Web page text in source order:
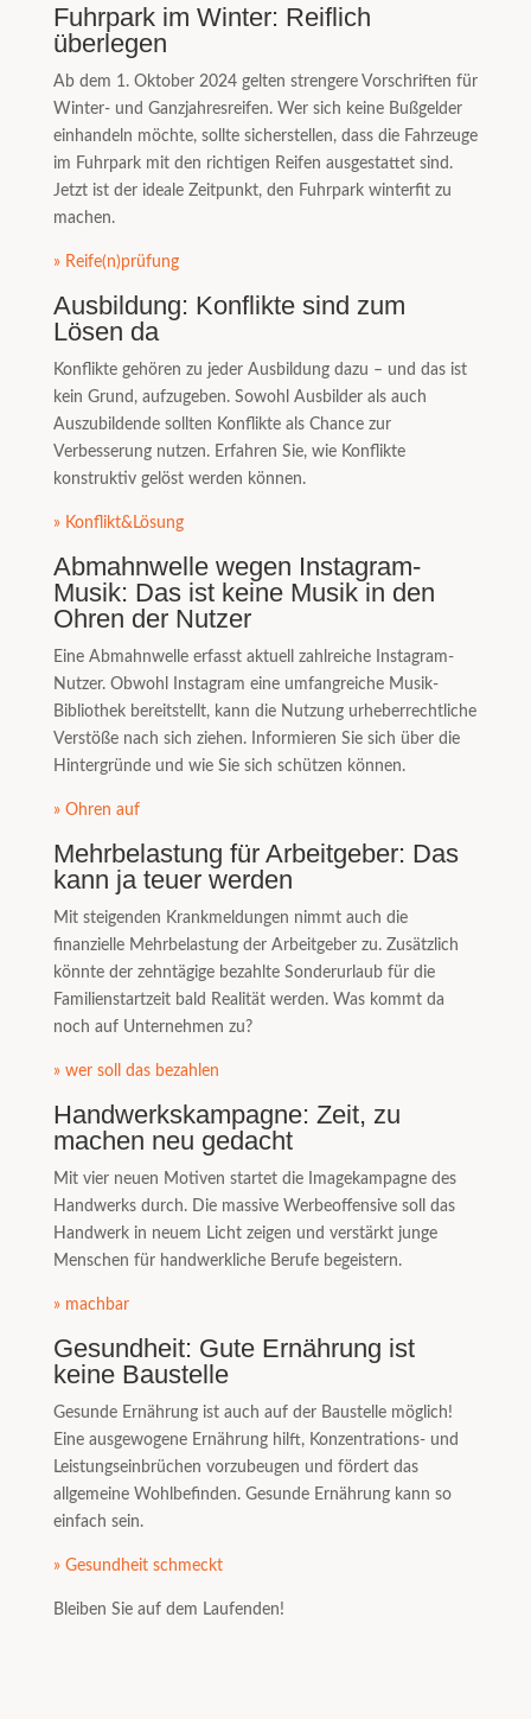
Fuhrpark im Winter: Reiflich
überlegen
Ab dem 1. Oktober 2024 gelten strengere Vorschriften für
Winter- und Ganzjahresreifen. Wer sich keine Bußgelder
einhandeln möchte, sollte sicherstellen, dass die Fahrzeuge
im Fuhrpark mit den richtigen Reifen ausgestattet sind.
Jetzt ist der ideale Zeitpunkt, den Fuhrpark winterfit zu
machen.
» Reife(n)prüfung
Ausbildung: Konflikte sind zum
Lösen da
Konflikte gehören zu jeder Ausbildung dazu – und das ist
kein Grund, aufzugeben. Sowohl Ausbilder als auch
Auszubildende sollten Konflikte als Chance zur
Verbesserung nutzen. Erfahren Sie, wie Konflikte
konstruktiv gelöst werden können.
» Konflikt&Lösung
Abmahnwelle wegen Instagram-
Musik: Das ist keine Musik in den
Ohren der Nutzer
Eine Abmahnwelle erfasst aktuell zahlreiche Instagram-
Nutzer. Obwohl Instagram eine umfangreiche Musik-
Bibliothek bereitstellt, kann die Nutzung urheberrechtliche
Verstöße nach sich ziehen. Informieren Sie sich über die
Hintergründe und wie Sie sich schützen können.
» Ohren auf
Mehrbelastung für Arbeitgeber: Das
kann ja teuer werden
Mit steigenden Krankmeldungen nimmt auch die
finanzielle Mehrbelastung der Arbeitgeber zu. Zusätzlich
könnte der zehntägige bezahlte Sonderurlaub für die
Familienstartzeit bald Realität werden. Was kommt da
noch auf Unternehmen zu?
» wer soll das bezahlen
Handwerkskampagne: Zeit, zu
machen neu gedacht
Mit vier neuen Motiven startet die Imagekampagne des
Handwerks durch. Die massive Werbeoffensive soll das
Handwerk in neuem Licht zeigen und verstärkt junge
Menschen für handwerkliche Berufe begeistern.
» machbar
Gesundheit: Gute Ernährung ist
keine Baustelle
Gesunde Ernährung ist auch auf der Baustelle möglich!
Eine ausgewogene Ernährung hilft, Konzentrations- und
Leistungseinbrüchen vorzubeugen und fördert das
allgemeine Wohlbefinden. Gesunde Ernährung kann so
einfach sein.
» Gesundheit schmeckt
Bleiben Sie auf dem Laufenden!